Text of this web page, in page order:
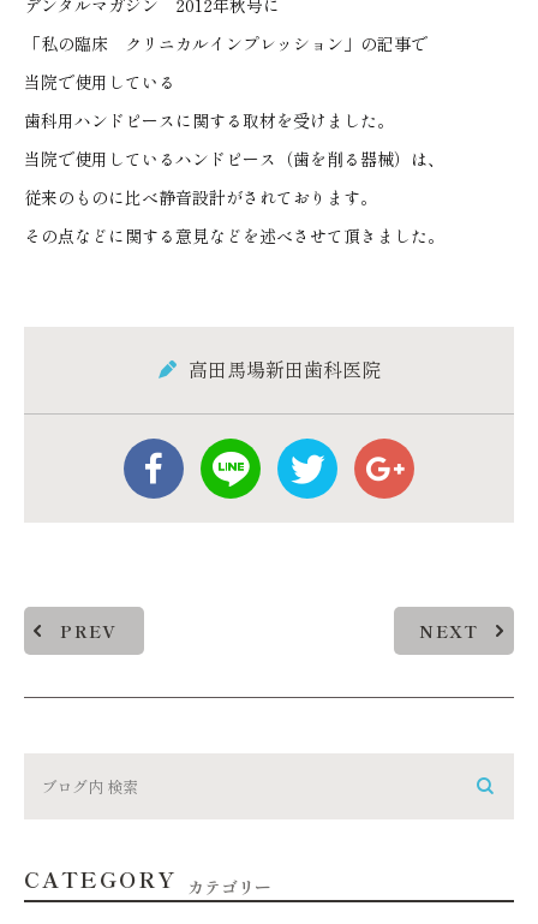
デンタルマガジン 2012年秋号に
「私の臨床 クリニカルインプレッション」の記事で
当院で使用している
歯科用ハンドピースに関する取材を受けました。
当院で使用しているハンドピース（歯を削る器械）は、
従来のものに比べ静音設計がされております。
その点などに関する意見などを述べさせて頂きました。
高田馬場新田歯科医院
PREV NEXT
CATEGORY カテゴリー